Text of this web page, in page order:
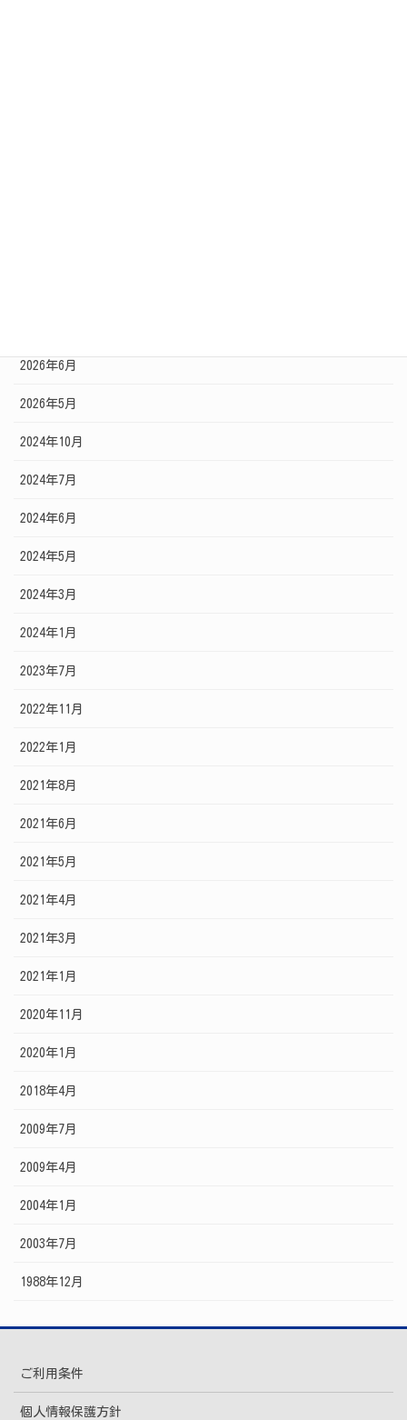
2026年6月
2026年5月
2024年10月
2024年7月
2024年6月
2024年5月
2024年3月
2024年1月
2023年7月
2022年11月
2022年1月
2021年8月
2021年6月
2021年5月
2021年4月
2021年3月
2021年1月
2020年11月
2020年1月
2018年4月
2009年7月
2009年4月
2004年1月
2003年7月
1988年12月
ご利用条件
個人情報保護方針